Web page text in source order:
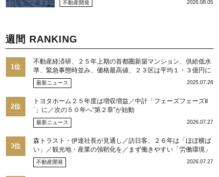
不動産開発 2026.08.05
週間 RANKING
1位
不動産経済研、２５年上期の首都圏新築マンション、供給低水
準、緊急事態時並み、価格最高値、２３区は平均１・３億円に
最新ニュース 2025.07.28
2位
トヨタホーム２５年度は増収増益／中計「フェーズフェーズⅡ
´」に／次の５０年へ“第２章”が始動
最新ニュース 2026.07.27
3位
森トラスト・伊達社長が見通し／訪日客、２６年は「ほぼ横ば
い」／観光地・産業の強靭化を／まず働きやすい「労働環境」
整備
不動産開発 2026.07.27